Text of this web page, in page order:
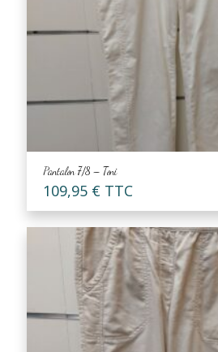
Pantalon 7/8 – Toni
109,95 € TTC